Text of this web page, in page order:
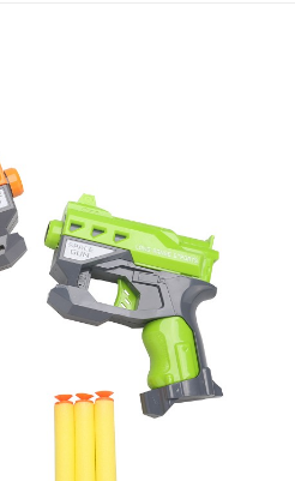
供之「AFTEE先享後付」服務完成之交
人資料，並將交易相關給付款項請求債
覽以下網址：
代理人或監護人之同意方可使用
辦者引起之損失，本公司不負相關責
依據個別帳號之用戶狀況，依本公司即
額度不足之情形，本公司將視審查結果
人資訊註冊。若發現惡意使用之情形，
用戶之使用額度並採取法律行動。
)免運費
)免運費
)免運費
出貨)
)免運費